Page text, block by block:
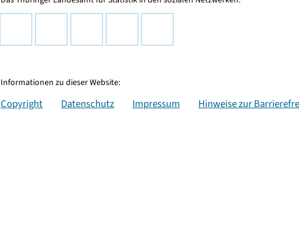
Informationen zu dieser Website:
Copyright Datenschutz Impressum Hinweise zur